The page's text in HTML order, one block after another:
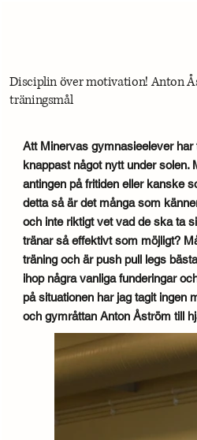
Disciplin över motivation! Anton
träningsmål
Att Minervas gymnasieelever har
knappast något nytt under solen.
antingen på fritiden eller kanske
detta så är det många som
och inte riktigt vet vad de ska ta
tränar så effektivt som möjligt?
träning och är push pull legs
ihop några vanliga funderingar
på situationen har jag tagit ingen
och gymråttan Anton Åström till